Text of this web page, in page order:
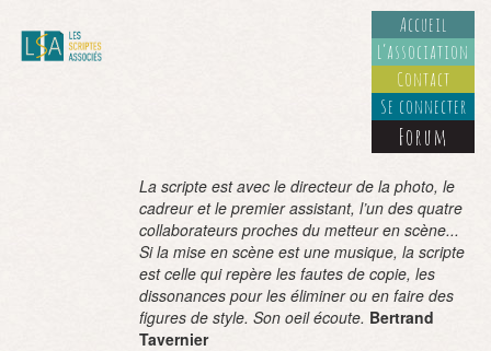
Accueil
L’association
Contact
Se connecter
Forum
La scripte est avec le directeur de la photo, le
cadreur et le premier assistant, l’un des quatre
collaborateurs proches du metteur en scène...
Si la mise en scène est une musique, la scripte
est celle qui repère les fautes de copie, les
dissonances pour les éliminer ou en faire des
figures de style. Son oeil écoute. Bertrand
Tavernier